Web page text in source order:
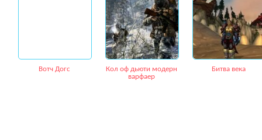
Вотч Догс
Кол оф дьюти модерн
варфаер
Битва века